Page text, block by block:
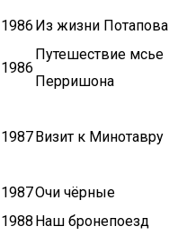
1986 Из жизни Потапова
1986
Путешествие мсье
Перришона
1987Визит к Минотавру
1987Очи чёрные
1988 Наш бронепоезд